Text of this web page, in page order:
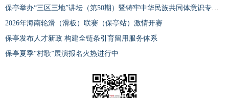
保亭举办“三区三地”讲坛（第50期）暨铸牢中华民族共同体意识专题培训
2026年海南轮滑（滑板）联赛（保亭站）激情开赛
保亭发布人才新政 构建全链条引育留用服务体系
保亭夏季“村歌”展演报名火热进行中